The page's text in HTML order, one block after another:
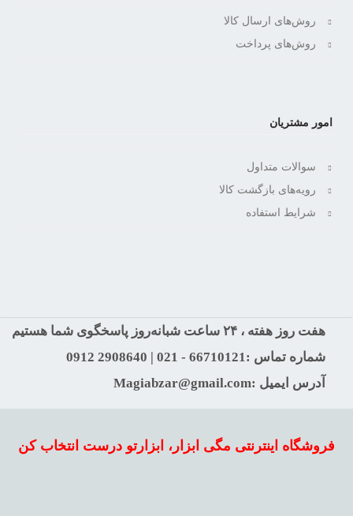
روش‌های ارسال کالا
روش‌های پرداخت
امور مشتریان
سوالات متداول
رویه‌های بازگشت کالا
شرایط استفاده
هفت روز هفته ، ۲۴ ساعت شبانه‌روز پاسخگوی شما هستیم
شماره تماس :66710121 - 021 | 2908640 0912
آدرس ایمیل :Magiabzar@gmail.com
فروشگاه اینترنتی مگی ابزار، ابزارتو درست انتخاب کن